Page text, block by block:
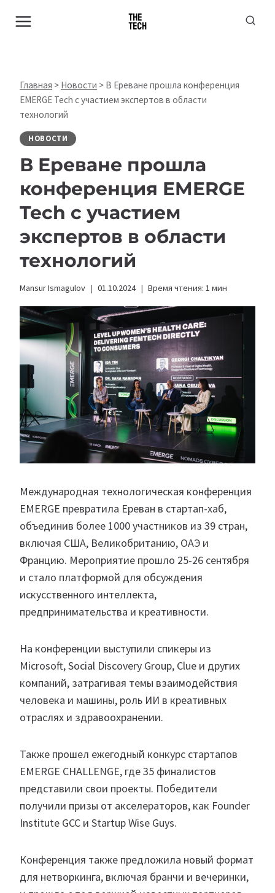
Главная > Новости > В Ереване прошла конференция
EMERGE Tech с участием экспертов в области
технологий
НОВОСТИ
В Ереване прошла
конференция EMERGE
Tech с участием
экспертов в области
технологий
Mansur Ismagulov 01.10.2024 Время чтения: 1 мин
Международная технологическая конференция
EMERGE превратила Ереван в стартап-хаб,
объединив более 1000 участников из 39 стран,
включая США, Великобританию, ОАЭ и
Францию. Мероприятие прошло 25-26 сентября
и стало платформой для обсуждения
искусственного интеллекта,
предпринимательства и креативности.
На конференции выступили спикеры из
Microsoft, Social Discovery Group, Clue и других
компаний, затрагивая темы взаимодействия
человека и машины, роль ИИ в креативных
отраслях и здравоохранении.
Также прошел ежегодный конкурс стартапов
EMERGE CHALLENGE, где 35 финалистов
представили свои проекты. Победители
получили призы от акселераторов, как Founder
Institute GCC и Startup Wise Guys.
Конференция также предложила новый формат
для нетворкинга, включая бранчи и вечеринки,